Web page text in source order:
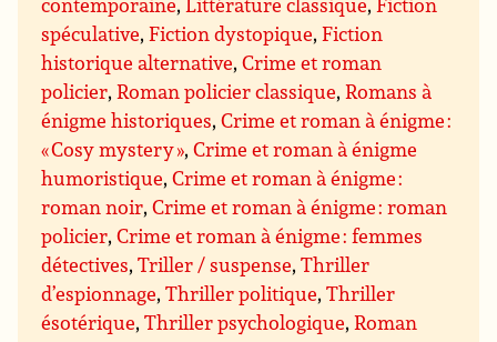
spéculative,Fiction dystopique,Fiction
historique alternative,Crime et roman
policier,Roman policier classique,Romans à
énigme historiques,Crime et roman à énigme :
« Cosy mystery »,Crime et roman à énigme
humoristique,Crime et roman à énigme :
roman noir,Crime et roman à énigme : roman
policier,Crime et roman à énigme : femmes
détectives,Triller / suspense,Thriller
d’espionnage,Thriller politique,Thriller
ésotérique,Thriller psychologique,Roman